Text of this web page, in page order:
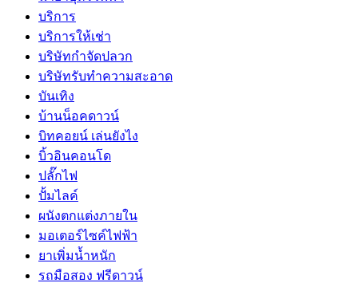
บริการ
บริการให้เช่า
บริษัทกำจัดปลวก
บริษัทรับทำความสะอาด
บันเทิง
บ้านน็อคดาวน์
บิทคอยน์ เล่นยังไง
บิ้วอินคอนโด
ปลั๊กไฟ
ปั้มไลค์
ผนังตกแต่งภายใน
มอเตอร์ไซค์ไฟฟ้า
ยาเพิ่มน้ำหนัก
รถมือสอง ฟรีดาวน์